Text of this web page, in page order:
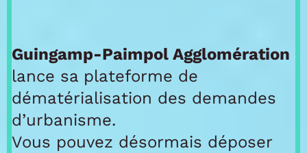
Guingamp-Paimpol Agglomération
lance sa plateforme de
dématérialisation des demandes
d’urbanisme.
Vous pouvez désormais déposer